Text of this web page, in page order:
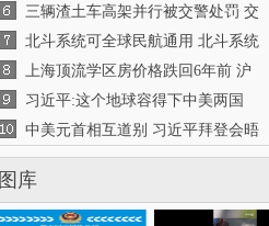
三辆渣土车高架并行被交警处罚 交
北斗系统可全球民航通用 北斗系统
上海顶流学区房价格跌回6年前 沪
习近平:这个地球容得下中美两国
中美元首相互道别 习近平拜登会晤
图库